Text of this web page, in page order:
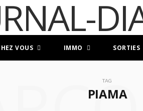
VOUS IMMO SORTIES
TAG
PIAMA